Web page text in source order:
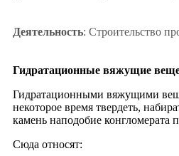
Деятельность: Строительство
Гидратационные вяжущие
Гидратационными вяжущими
некоторое время твердеть,
камень наподобие конгломерата
Cюда относят: